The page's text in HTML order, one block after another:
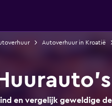
Autoverhuur in Kroatië
en vergelijk geweldige